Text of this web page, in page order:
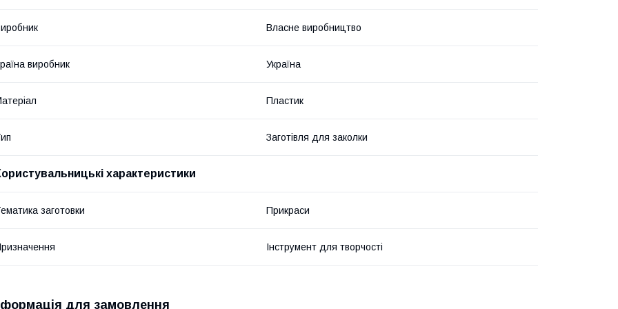
Власне виробництво
виробник Україна
Пластик
Заготівля для заколки
характеристики
заготовки Прикраси
Інструмент для творчості
для замовлення